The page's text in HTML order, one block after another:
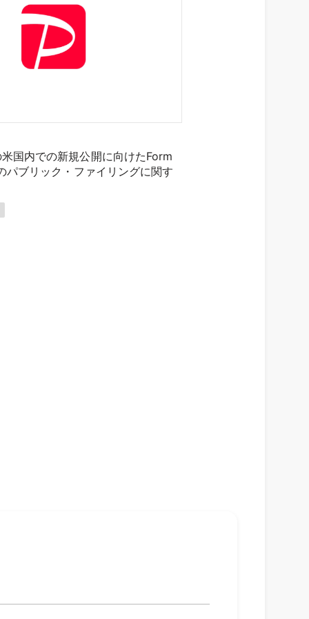
国内での新規公開に向けたForm
パブリック・ファイリングに関す